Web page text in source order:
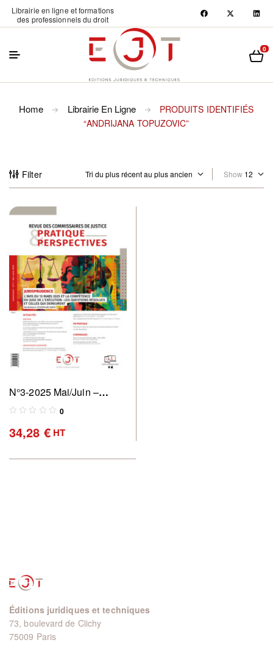
Librairie en ligne et formations
des professionnels du droit
0
Home Librairie En Ligne
PRODUITS IDENTIFIÉS
“ANDRIJANA TOPUZOVIC”
Filter Show
N°3-2025 Mai/Juin –
Revue des commissaires
perspectives
0
34,28 €HT
Éditions juridiques et techniques
73, boulevard de Clichy
75009 Paris